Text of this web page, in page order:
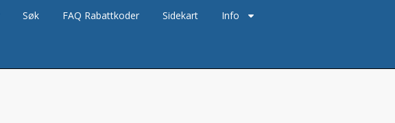
Søk FAQ Rabattkoder Sidekart Info